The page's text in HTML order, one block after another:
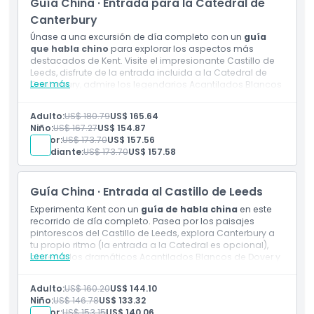
acondicionado, WiFi gratis y cargadores USB
Canterbury
Únase a una excursión de día completo con un guía
que habla chino para explorar los aspectos más
destacados de Kent. Visite el impresionante Castillo de
Leeds, disfrute de la entrada incluida a la Catedral de
Canterbury, admire los legendarios Acantilados Blancos
regreso al corazón de Londres.
Leer más
Inclusiones
Entrada a: Castillo de Leeds
Entrada a: Catedral de Canterbury
Guía que habla chino
Transporte en autocar de lujo con aire
acondicionado, Wi-Fi gratuito y cargadores USB
Adulto:US$ 180.79US$ 165.64
Niño:US$ 167.27US$ 154.87
Senior:US$ 173.70US$ 157.56
Estudiante:US$ 173.70US$ 157.58
Guía China · Entrada al Castillo de Leeds
Experimenta Kent con un guía de habla china en este
recorrido de día completo. Pasea por los paisajes
pintorescos del Castillo de Leeds, explora Canterbury a
tu propio ritmo (la entrada a la Catedral es opcional),
observa los dramáticos Acantilados Blancos de Dover y
Leer más
Incluye
Entrada a: Castillo de Leeds
Adulto:US$ 160.20US$ 144.10
Niño:US$ 146.78US$ 133.32